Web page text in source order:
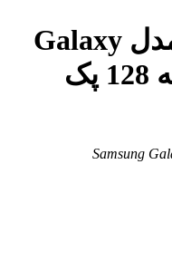
گوشی سامسونگ مدل Galaxy
A56 5G رم 8 حافظه 128 پک
Samsung